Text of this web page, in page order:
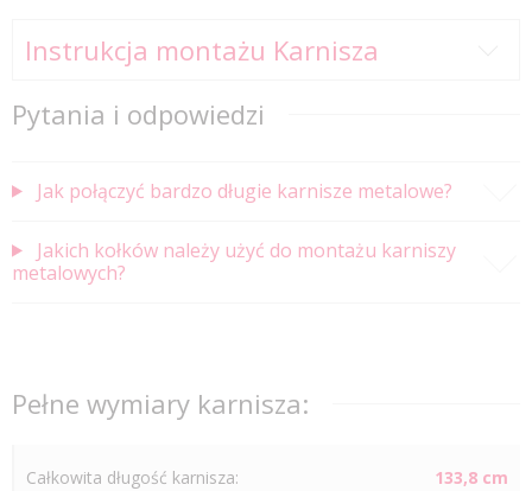
Instrukcja montażu Karnisza
Pytania i odpowiedzi
Jak połączyć bardzo długie karnisze metalowe?
Jakich kołków należy użyć do montażu karniszy
metalowych?
Pełne wymiary karnisza:
Całkowita długość karnisza:
133,8 cm